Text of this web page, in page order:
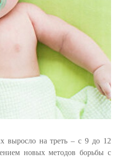
выросло на треть – с 9 до 12
новых методов борьбы с